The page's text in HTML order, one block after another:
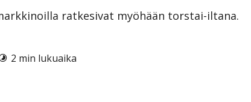
ratkesivat myöhään torstai-iltana.
2 min lukuaika